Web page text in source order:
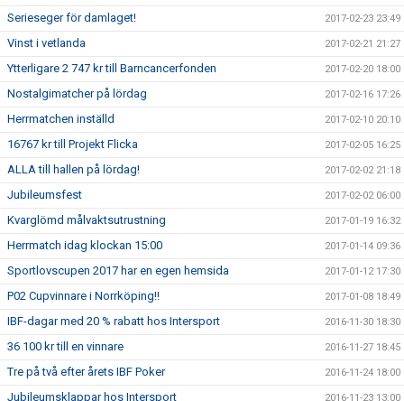
Serieseger för damlaget! 2017-02-23 23:49
Vinst i vetlanda 2017-02-21 21:27
Ytterligare 2 747 kr till Barncancerfonden 2017-02-20 18:00
Nostalgimatcher på lördag 2017-02-16 17:26
Herrmatchen inställd 2017-02-10 20:10
16767 kr till Projekt Flicka 2017-02-05 16:25
ALLA till hallen på lördag! 2017-02-02 21:18
Jubileumsfest 2017-02-02 06:00
Kvarglömd målvaktsutrustning 2017-01-19 16:32
Herrmatch idag klockan 15:00 2017-01-14 09:36
Sportlovscupen 2017 har en egen hemsida 2017-01-12 17:30
P02 Cupvinnare i Norrköping!! 2017-01-08 18:49
IBF-dagar med 20 % rabatt hos Intersport 2016-11-30 18:30
36 100 kr till en vinnare 2016-11-27 18:45
Tre på två efter årets IBF Poker 2016-11-24 18:00
Jubileumsklappar hos Intersport 2016-11-23 13:00